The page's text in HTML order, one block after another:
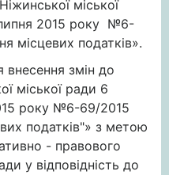
міської
2015 року №6-
місцевих податків».
змін до
міської ради 6
року №6-69/2015
податків"» з метою
- правового
у відповідність до